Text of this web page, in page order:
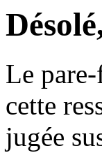
Le
cette
jugée